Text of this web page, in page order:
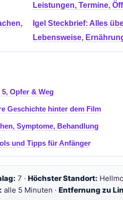
Leistungen, Termine,
Igel Steckbrief: Alles
Lebensweise,
Opfer & Weg
Geschichte hinter dem Film
Symptome, Behandlung
und Tipps für Anfänger
7 · Höchster Standort:
alle 5 Minuten · Entfernung zu